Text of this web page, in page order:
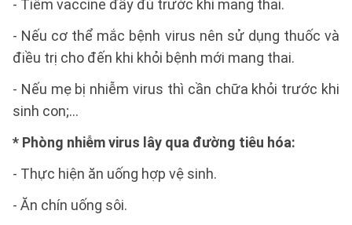
- Tiêm vaccine đầy đủ trước khi mang thai.
- Nếu cơ thể mắc bệnh virus nên sử dụng thuốc và
điều trị cho đến khi khỏi bệnh mới mang thai.
- Nếu mẹ bị nhiễm virus thì cần chữa khỏi trước khi
sinh con;…
* Phòng nhiễm virus lây qua đường tiêu hóa:
- Thực hiện ăn uống hợp vệ sinh.
- Ăn chín uống sôi.